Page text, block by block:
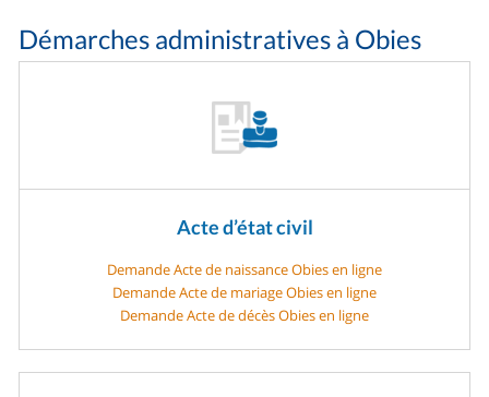
Démarches administratives à Obies
Acte d’état civil
Demande Acte de naissance Obies en ligne
Demande Acte de mariage Obies en ligne
Demande Acte de décès Obies en ligne